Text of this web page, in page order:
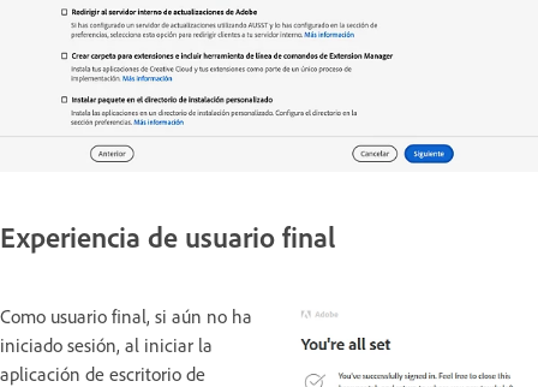
Experiencia de usuario final
Como usuario final, si aún no ha
iniciado sesión, al iniciar la
aplicación de escritorio de